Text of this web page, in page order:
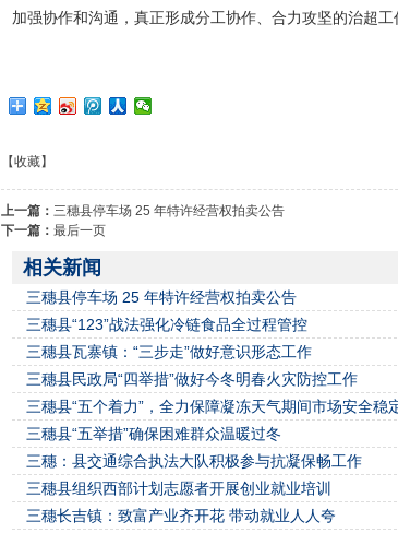
加强协作和沟通，真正形成分工协作、合力攻坚的治超工
【收藏】
上一篇： 三穗县停车场 25 年特许经营权拍卖公告
下一篇： 最后一页
相关新闻
三穗县停车场 25 年特许经营权拍卖公告
三穗县“123”战法强化冷链食品全过程管控
三穗县瓦寨镇：“三步走”做好意识形态工作
三穗县民政局“四举措”做好今冬明春火灾防控工作
三穗县“五个着力”，全力保障凝冻天气期间市场安全稳
三穗县“五举措”确保困难群众温暖过冬
三穗：县交通综合执法大队积极参与抗凝保畅工作
三穗县组织西部计划志愿者开展创业就业培训
三穗长吉镇：致富产业齐开花 带动就业人人夸